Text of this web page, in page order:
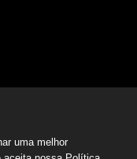
uma melhor